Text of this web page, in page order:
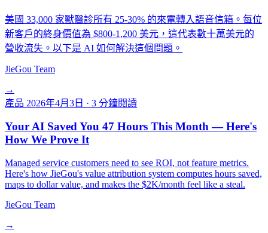
美國 33,000 家獸醫診所有 25-30% 的來電轉入語音信箱。每位
新客戶的終身價值為 $800-1,200 美元，這代表數十萬美元的
營收流失。以下是 AI 如何解決這個問題。
JieGou Team
→
產品 2026年4月3日 · 3 分鐘閱讀
Your AI Saved You 47 Hours This Month — Here's
How We Prove It
Managed service customers need to see ROI, not feature metrics.
Here's how JieGou's value attribution system computes hours saved,
maps to dollar value, and makes the $2K/month feel like a steal.
JieGou Team
→